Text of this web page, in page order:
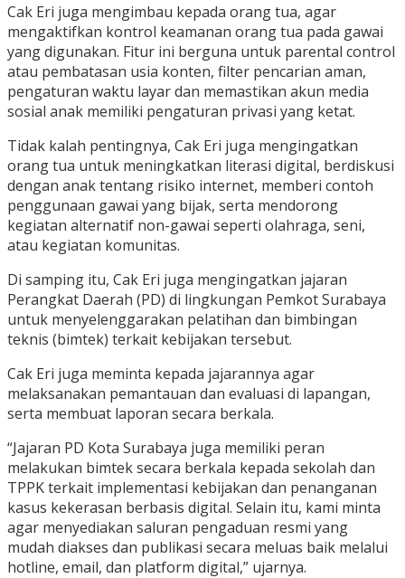
Cak Eri juga mengimbau kepada orang tua, agar
mengaktifkan kontrol keamanan orang tua pada gawai
yang digunakan. Fitur ini berguna untuk parental control
atau pembatasan usia konten, filter pencarian aman,
pengaturan waktu layar dan memastikan akun media
sosial anak memiliki pengaturan privasi yang ketat.
Tidak kalah pentingnya, Cak Eri juga mengingatkan
orang tua untuk meningkatkan literasi digital, berdiskusi
dengan anak tentang risiko internet, memberi contoh
penggunaan gawai yang bijak, serta mendorong
kegiatan alternatif non-gawai seperti olahraga, seni,
atau kegiatan komunitas.
Di samping itu, Cak Eri juga mengingatkan jajaran
Perangkat Daerah (PD) di lingkungan Pemkot Surabaya
untuk menyelenggarakan pelatihan dan bimbingan
teknis (bimtek) terkait kebijakan tersebut.
Cak Eri juga meminta kepada jajarannya agar
melaksanakan pemantauan dan evaluasi di lapangan,
serta membuat laporan secara berkala.
“Jajaran PD Kota Surabaya juga memiliki peran
melakukan bimtek secara berkala kepada sekolah dan
TPPK terkait implementasi kebijakan dan penanganan
kasus kekerasan berbasis digital. Selain itu, kami minta
agar menyediakan saluran pengaduan resmi yang
mudah diakses dan publikasi secara meluas baik melalui
hotline, email, dan platform digital,” ujarnya.